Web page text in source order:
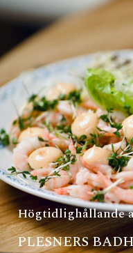
Högtidlighållande
PLESNERS